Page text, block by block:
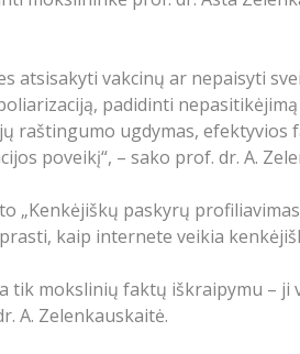
atsisakyti vakcinų ar nepaisyti
padidinti
raštingumo ugdymas,
poveikį“, – sako prof. dr. A.
„Kenkėjiškų paskyrų
kaip internete veikia
tik mokslinių faktų iškraipymu –
A. Zelenkauskaitė.